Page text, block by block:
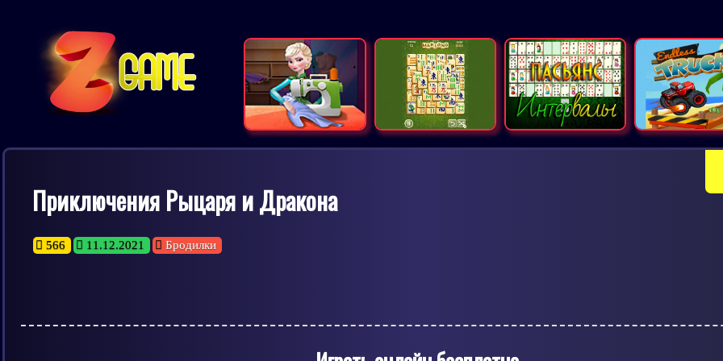
Приключения Рыцаря и Дракона
566 11.12.2021 Бродилки